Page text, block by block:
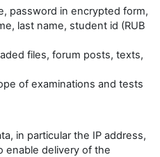
password in encrypted form,
last name, student id (RUB
files, forum posts, texts,
of examinations and tests
in particular the IP address,
enable delivery of the